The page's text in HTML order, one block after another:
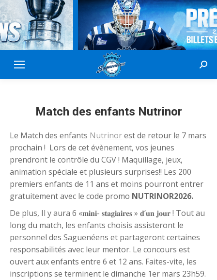
Match des enfants Nutrinor
Le Match des enfants Nutrinorest de retour le 7 mars
prochain ! Lors de cet évènement, vos jeunes
prendront le contrôle du CGV ! Maquillage, jeux,
animation spéciale et plusieurs surprises!! Les 200
premiers enfants de 11 ans et moins pourront entrer
gratuitement avec le code promo NUTRINOR2026.
De plus, Il y aura 6 «𝐦𝐢𝐧𝐢- 𝐬𝐭𝐚𝐠𝐢𝐚𝐢𝐫𝐞𝐬 » 𝐝’𝐮𝐧 𝐣𝐨𝐮𝐫 ! Tout au
long du match, les enfants choisis assisteront le
personnel des Saguenéens et partageront certaines
responsabilités avec leur mentor. Le concours est
ouvert aux enfants entre 6 et 12 ans. Faites-vite, les
inscriptions se terminent le dimanche 1er mars 23h59.